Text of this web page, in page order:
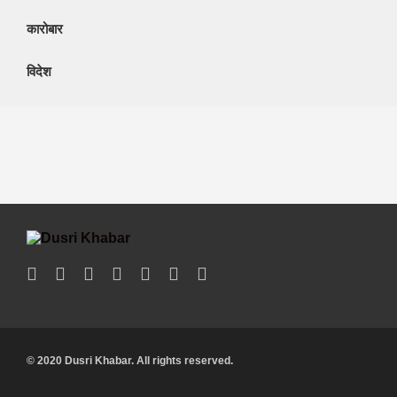
कारोबार
विदेश
© 2020 Dusri Khabar. All rights reserved.